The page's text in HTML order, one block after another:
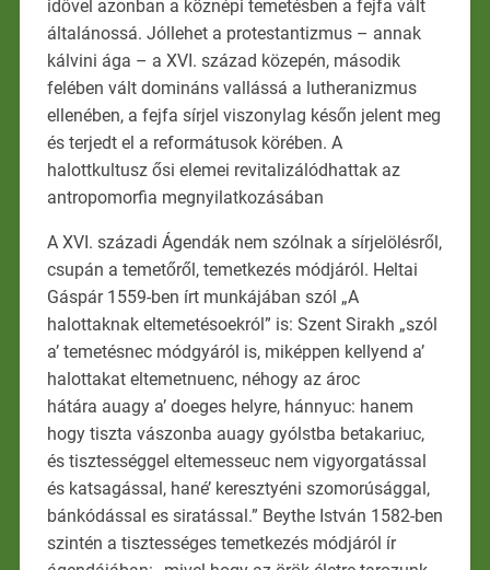
idővel azonban a köznépi temetésben a fejfa vált
általánossá. Jóllehet a protestantizmus – annak
kálvini ága – a XVI. század közepén, második
felében vált domináns vallássá a lutheranizmus
ellenében, a fejfa sírjel viszonylag későn jelent meg
és terjedt el a reformátusok körében. A
halottkultusz ősi elemei revitalizálódhattak az
antropomorfia megnyilatkozásában
A XVI. századi Ágendák nem szólnak a sírjelölésről,
csupán a temetőről, temetkezés módjáról. Heltai
Gáspár 1559-ben írt munkájában szól „A
halottaknak eltemetésoekról” is: Szent Sirakh „szól
a’ temetésnec módgyáról is, miképpen kellyend a’
halottakat eltemetnuenc, néhogy az ároc
hátára auagy a’ doeges helyre, hánnyuc: hanem
hogy tiszta vászonba auagy gyólstba betakariuc,
és tisztességgel eltemesseuc nem vigyorgatással
és katsagással, hané’ keresztyéni szomorúsággal,
bánkódással es siratással.” Beythe István 1582-ben
szintén a tisztességes temetkezés módjáról ír